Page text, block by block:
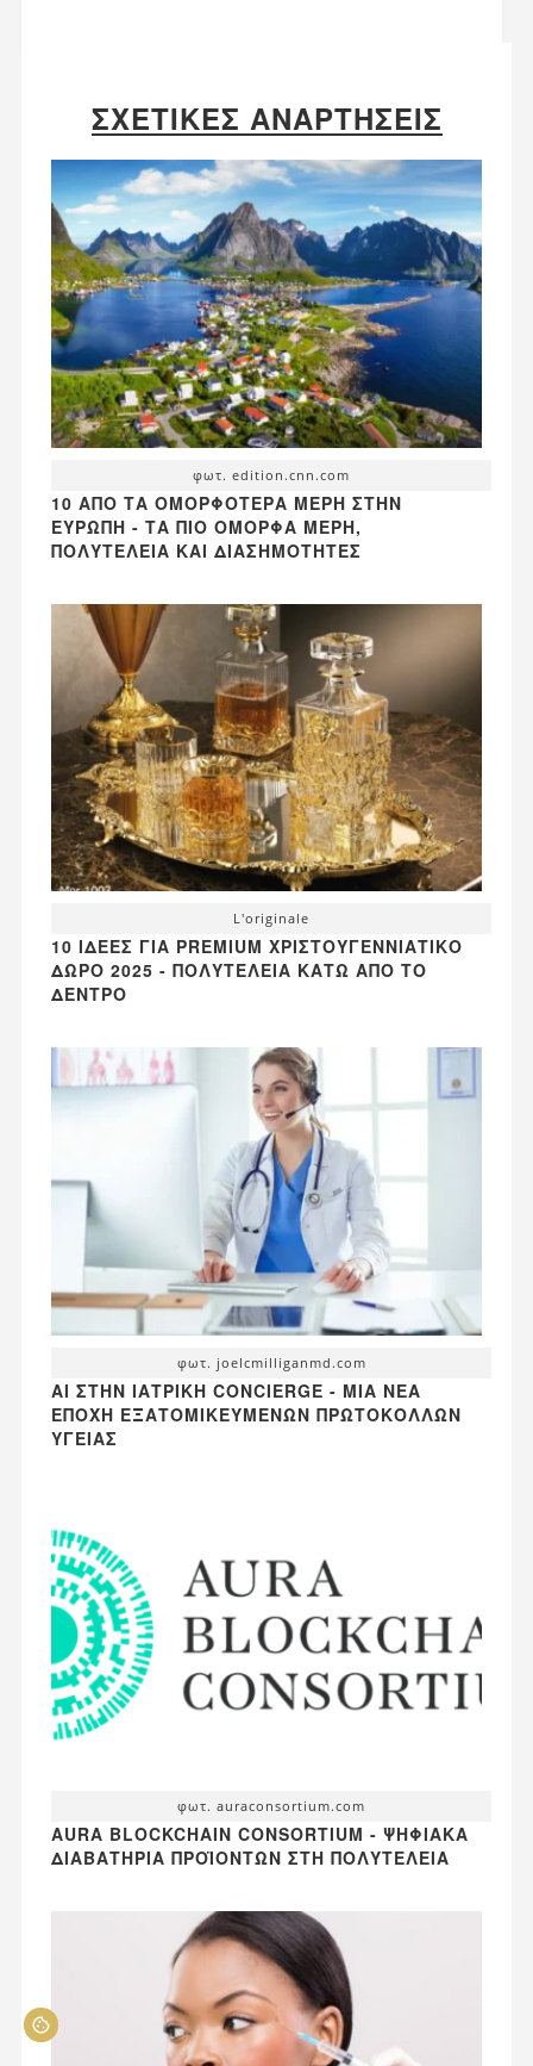
ΣΧΕΤΙΚΈΣ ΑΝΑΡΤΉΣΕΙΣ
φωτ. edition.cnn.com
10 ΑΠΌ ΤΑ ΟΜΟΡΦΌΤΕΡΑ ΜΈΡΗ ΣΤΗΝ
ΕΥΡΏΠΗ - ΤΑ ΠΙΟ ΌΜΟΡΦΑ ΜΈΡΗ,
ΠΟΛΥΤΈΛΕΙΑ ΚΑΙ ΔΙΑΣΗΜΌΤΗΤΕΣ
L'originale
10 ΙΔΈΕΣ ΓΙΑ PREMIUM ΧΡΙΣΤΟΥΓΕΝΝΙΆΤΙΚΟ
ΔΏΡΟ 2025 - ΠΟΛΥΤΈΛΕΙΑ ΚΆΤΩ ΑΠΌ ΤΟ
ΔΈΝΤΡΟ
φωτ. joelcmilliganmd.com
AI ΣΤΗΝ ΙΑΤΡΙΚΉ CONCIERGE - ΜΙΑ ΝΈΑ
ΕΠΟΧΉ ΕΞΑΤΟΜΙΚΕΥΜΈΝΩΝ ΠΡΩΤΟΚΌΛΛΩΝ
ΥΓΕΊΑΣ
φωτ. auraconsortium.com
AURA BLOCKCHAIN CONSORTIUM - ΨΗΦΙΑΚΆ
ΔΙΑΒΑΤΉΡΙΑ ΠΡΟΪΌΝΤΩΝ ΣΤΗ ΠΟΛΥΤΈΛΕΙΑ